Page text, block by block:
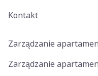
Kontakt
Zarządzanie
Zarządzanie